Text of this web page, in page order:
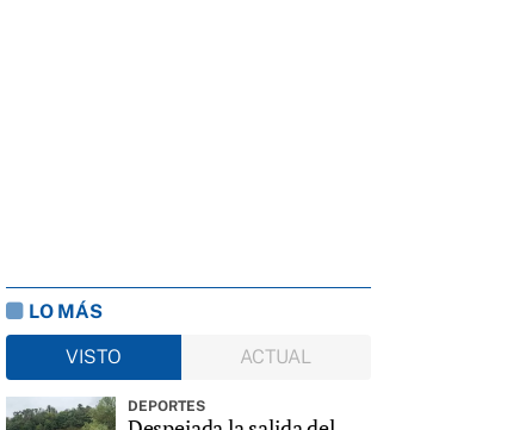
LO MÁS
VISTO
ACTUAL
DEPORTES